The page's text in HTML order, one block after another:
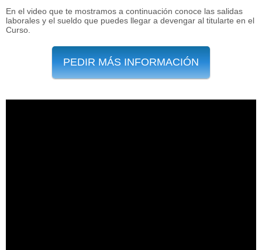
En el video que te mostramos a continuación conoce las salidas
laborales y el sueldo que puedes llegar a devengar al titularte en el
Curso.
PEDIR MÁS INFORMACIÓN